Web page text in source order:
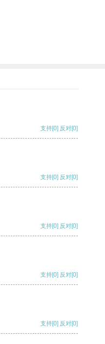
支持[0] 反对[0]
支持[0] 反对[0]
支持[0] 反对[0]
支持[0] 反对[0]
支持[0] 反对[0]